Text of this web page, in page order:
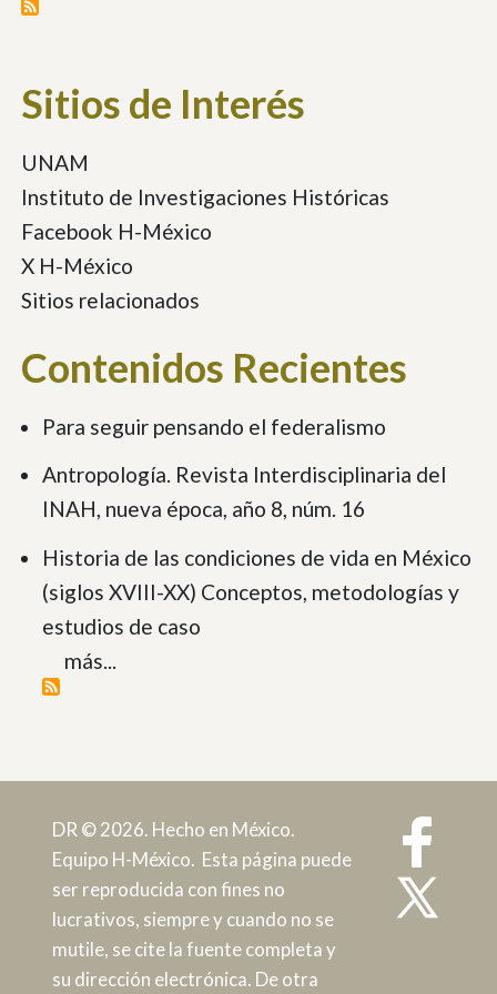
Sitios de Interés
UNAM
Instituto de Investigaciones Históricas
Facebook H-México
X H-México
Sitios relacionados
Contenidos Recientes
Para seguir pensando el federalismo
Antropología. Revista Interdisciplinaria del
INAH, nueva época, año 8, núm. 16
Historia de las condiciones de vida en México
(siglos XVIII-XX) Conceptos, metodologías y
estudios de caso
más...
DR © 2026. Hecho en México.
Equipo H-México. Esta página puede
ser reproducida con fines no
lucrativos, siempre y cuando no se
mutile, se cite la fuente completa y
su dirección electrónica. De otra